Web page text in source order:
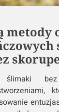
metody
ślimaki